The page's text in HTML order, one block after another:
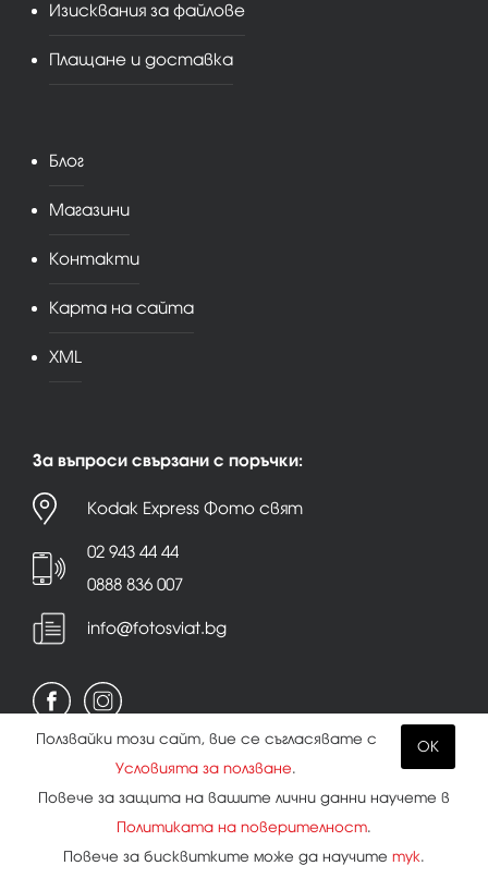
Изисквания за файлове
Плащане и доставка
Блог
Магазини
Контакти
Карта на сайта
XML
За въпроси свързани с поръчки:
Kodak Express Фото свят
02 943 44 44
0888 836 007
info@fotosviat.bg
|Бисквитки
Всички права запазени.
OK
Ползвайки този сайт, вие се съгласявате с
Условията за ползване.
Повече за защита на вашите лични данни научете в
Политиката на поверителност.
Повече за бисквитките може да научите тук.